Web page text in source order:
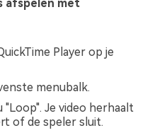
afspelen met
Player op je
menubalk.
Je video herhaalt
of de speler sluit.